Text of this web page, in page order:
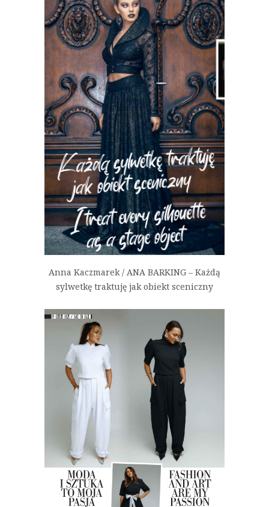
Anna Kaczmarek / ANA BARKING – Każdą
sylwetkę traktuję jak obiekt sceniczny